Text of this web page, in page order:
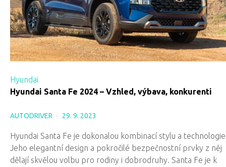
Hyundai
Hyundai Santa Fe 2024 – Vzhled, výbava, konkurenti
AUTODRIVER 29. 9. 2023
Hyundai Santa Fe je dokonalou kombinací stylu a
Jeho elegantní design a pokročilé bezpečnostní prvky z něj
dělají skvělou volbu pro rodiny i dobrodruhy. Santa Fe je k